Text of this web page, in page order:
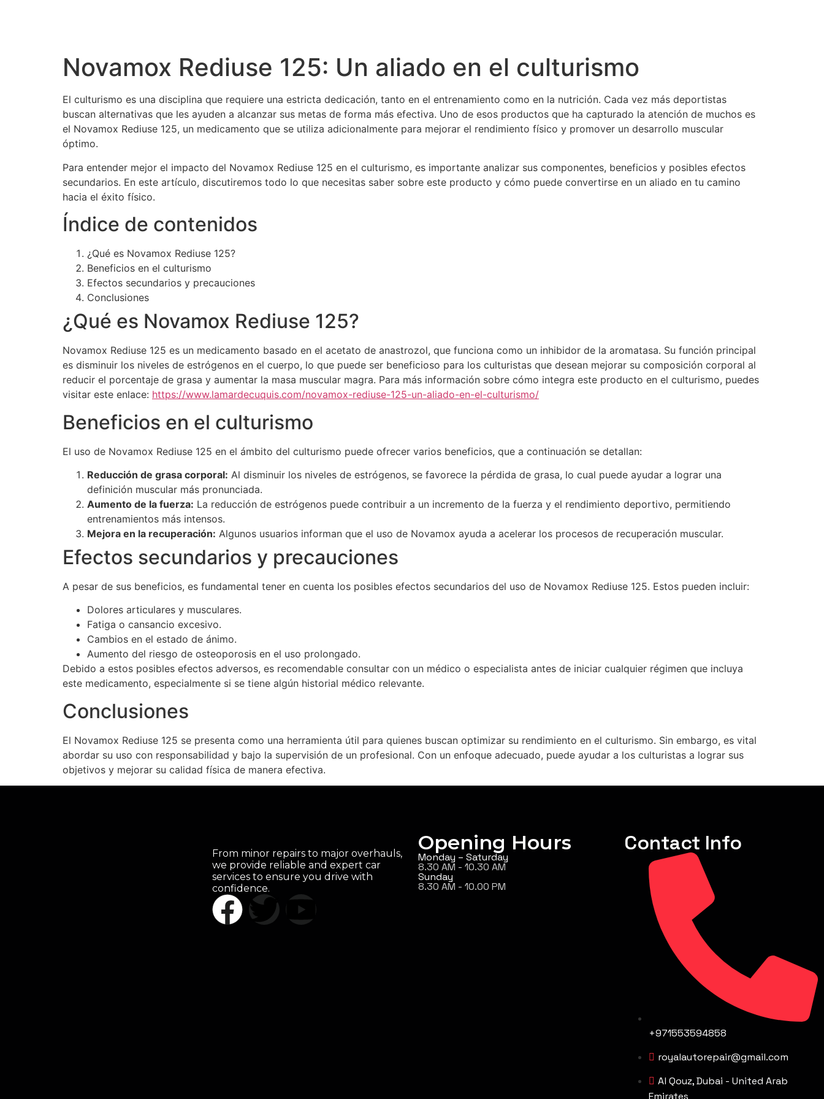
Novamox Rediuse 125: Un aliado en el culturismo
El culturismo es una disciplina que requiere una estricta dedicación, tanto en el entrenamiento como en la nutrición. Cada vez más deportistas
buscan alternativas que les ayuden a alcanzar sus metas de forma más efectiva. Uno de esos productos que ha capturado la atención de muchos es
el Novamox Rediuse 125, un medicamento que se utiliza adicionalmente para mejorar el rendimiento físico y promover un desarrollo muscular
óptimo.
Para entender mejor el impacto del Novamox Rediuse 125 en el culturismo, es importante analizar sus componentes, beneficios y posibles efectos
secundarios. En este artículo, discutiremos todo lo que necesitas saber sobre este producto y cómo puede convertirse en un aliado en tu camino
hacia el éxito físico.
Índice de contenidos
¿Qué es Novamox Rediuse 125?
Beneficios en el culturismo
Efectos secundarios y precauciones
Conclusiones
¿Qué es Novamox Rediuse 125?
Novamox Rediuse 125 es un medicamento basado en el acetato de anastrozol, que funciona como un inhibidor de la aromatasa. Su función principal
es disminuir los niveles de estrógenos en el cuerpo, lo que puede ser beneficioso para los culturistas que desean mejorar su composición corporal al
reducir el porcentaje de grasa y aumentar la masa muscular magra. Para más información sobre cómo integra este producto en el culturismo, puedes
visitar este enlace: https://www.lamardecuquis.com/novamox-rediuse-125-un-aliado-en-el-culturismo/
Beneficios en el culturismo
El uso de Novamox Rediuse 125 en el ámbito del culturismo puede ofrecer varios beneficios, que a continuación se detallan:
Reducción de grasa corporal: Al disminuir los niveles de estrógenos, se favorece la pérdida de grasa, lo cual puede ayudar a lograr una
definición muscular más pronunciada.
Aumento de la fuerza: La reducción de estrógenos puede contribuir a un incremento de la fuerza y el rendimiento deportivo, permitiendo
entrenamientos más intensos.
Mejora en la recuperación: Algunos usuarios informan que el uso de Novamox ayuda a acelerar los procesos de recuperación muscular.
Efectos secundarios y precauciones
A pesar de sus beneficios, es fundamental tener en cuenta los posibles efectos secundarios del uso de Novamox Rediuse 125. Estos pueden incluir:
Dolores articulares y musculares.
Fatiga o cansancio excesivo.
Cambios en el estado de ánimo.
Aumento del riesgo de osteoporosis en el uso prolongado.
Debido a estos posibles efectos adversos, es recomendable consultar con un médico o especialista antes de iniciar cualquier régimen que incluya
este medicamento, especialmente si se tiene algún historial médico relevante.
Conclusiones
El Novamox Rediuse 125 se presenta como una herramienta útil para quienes buscan optimizar su rendimiento en el culturismo. Sin embargo, es vital
abordar su uso con responsabilidad y bajo la supervisión de un profesional. Con un enfoque adecuado, puede ayudar a los culturistas a lograr sus
objetivos y mejorar su calidad física de manera efectiva.
From minor repairs to major overhauls,
we provide reliable and expert car
services to ensure you drive with
confidence.
Opening Hours
Monday – Saturday
8.30 AM - 10.30 AM
Sunday
8.30 AM - 10.00 PM
Contact Info
+971553594858
royalautorepair@gmail.com
Al Qouz, Dubai - United Arab